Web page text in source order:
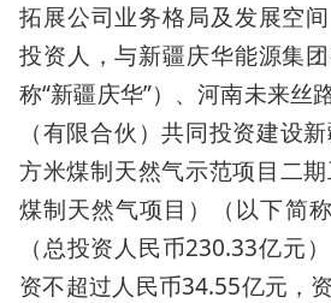
拓展公司业务格局及发展空
投资人，与新疆庆华能源集
称“新疆庆华”）、河南未来丝
（有限合伙）共同投资建设
方米煤制天然气示范项目二
煤制天然气项目）（以下简称
（总投资人民币230.33亿元
资不超过人民币34.55亿元，